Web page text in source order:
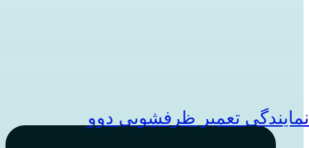
تعمیر ظرفشویی دوو